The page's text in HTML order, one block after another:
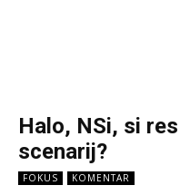
Halo, NSi, si
scenarij?
FOKUS KOMENTAR